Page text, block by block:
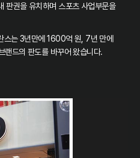
판권을 유치하며 스포츠 사업부문을
스는 3년만에 1600억 원, 7년 만에
드의 판도를 바꾸어 왔습니다.